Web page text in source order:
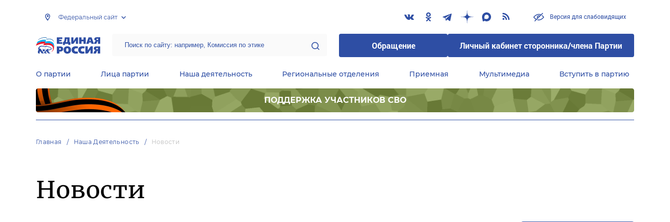
Федеральный сайт Версия для слабовидящих
Обращение Личный кабинет сторонника/члена Партии
О партии Лица партии Наша деятельность Региональные отделения Приемная Мультимедиа Вступить в партию
ПОДДЕРЖКА УЧАСТНИКОВ СВО
Главная Наша Деятельность Новости
Новости